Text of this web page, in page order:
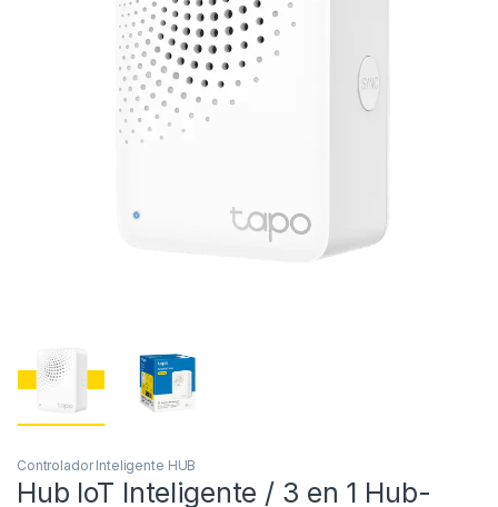
Controlador Inteligente HUB
Hub IoT Inteligente / 3 en 1 Hub-